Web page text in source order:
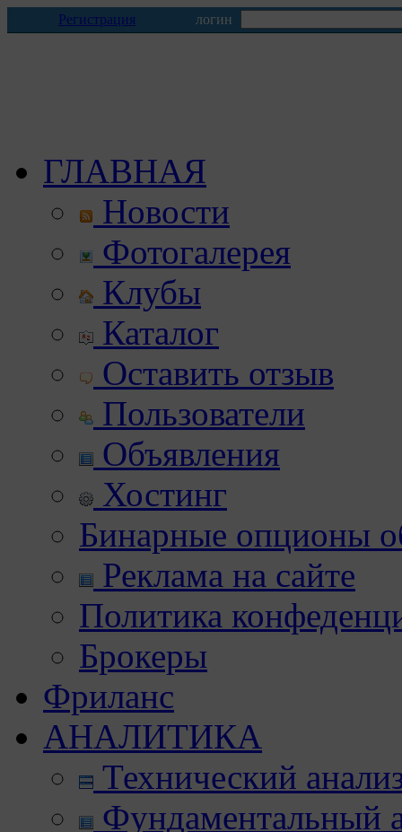
Регистрация логин
ГЛАВНАЯ
Новости
Фотогалерея
Клубы
Каталог
Оставить отзыв
Пользователи
Объявления
Хостинг
Бинарные опционы
Реклама на сайте
Политика
Брокеры
Фриланс
АНАЛИТИКА
Технический
Фундаментальный